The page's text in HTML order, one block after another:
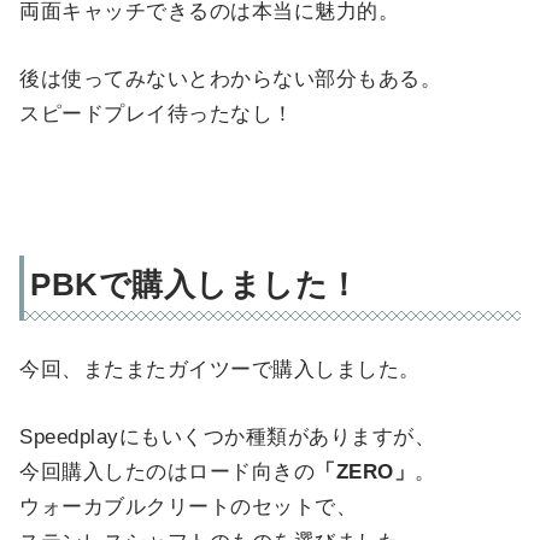
両面キャッチできるのは本当に魅力的。
後は使ってみないとわからない部分もある。
スピードプレイ待ったなし！
PBKで購入しました！
今回、またまたガイツーで購入しました。
Speedplayにもいくつか種類がありますが、
今回購入したのはロード向きの 「ZERO」 。
ウォーカブルクリートのセットで、